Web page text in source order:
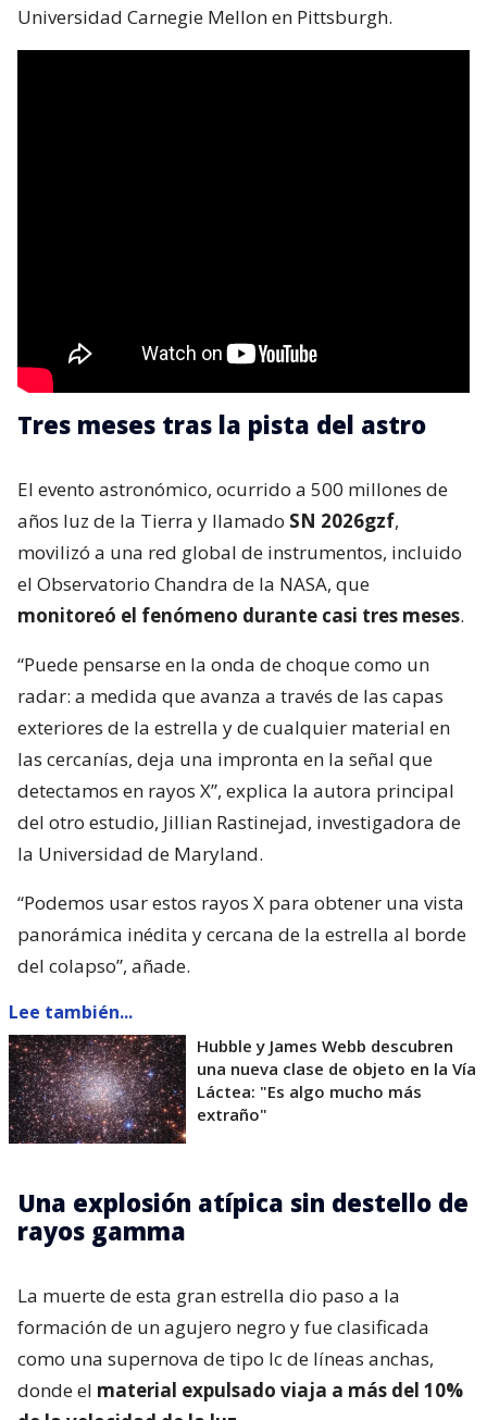
Universidad Carnegie Mellon en Pittsburgh.
Tres meses tras la pista del astro
El evento astronómico, ocurrido a 500 millones de
años luz de la Tierra y llamado SN 2026gzf,
movilizó a una red global de instrumentos, incluido
el Observatorio Chandra de la NASA, que
monitoreó el fenómeno durante casi tres meses.
“Puede pensarse en la onda de choque como un
radar: a medida que avanza a través de las capas
exteriores de la estrella y de cualquier material en
las cercanías, deja una impronta en la señal que
detectamos en rayos X”, explica la autora principal
del otro estudio, Jillian Rastinejad, investigadora de
la Universidad de Maryland.
“Podemos usar estos rayos X para obtener una vista
panorámica inédita y cercana de la estrella al borde
del colapso”, añade.
Lee también...
Hubble y James Webb descubren
una nueva clase de objeto en la Vía
Láctea: "Es algo mucho más
extraño"
Una explosión atípica sin destello de
rayos gamma
La muerte de esta gran estrella dio paso a la
formación de un agujero negro y fue clasificada
como una supernova de tipo Ic de líneas anchas,
donde el material expulsado viaja a más del 10%